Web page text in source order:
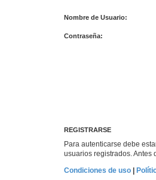
Nombre de Usuario:
Contraseña:
REGISTRARSE
Para autenticarse debe
usuarios registrados. Antes
Condiciones de uso |